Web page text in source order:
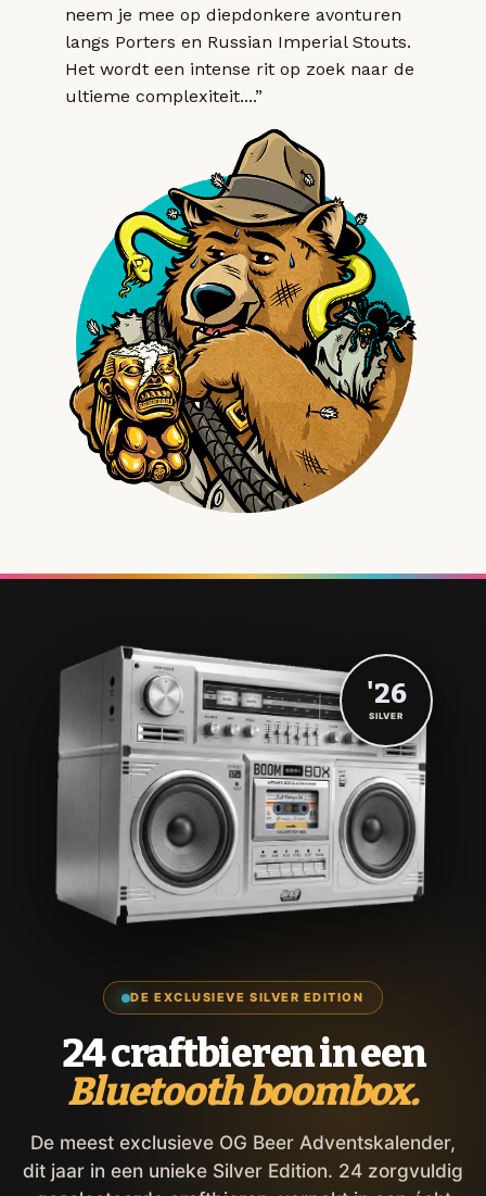
neem je mee op diepdonkere avonturen
langs Porters en Russian Imperial Stouts.
Het wordt een intense rit op zoek naar de
ultieme complexiteit....”
DE EXCLUSIEVE SILVER EDITION
24 craftbieren in een
Bluetooth boombox.
De meest exclusieve OG Beer Adventskalender,
dit jaar in een unieke Silver Edition. 24 zorgvuldig
'26
SILVER